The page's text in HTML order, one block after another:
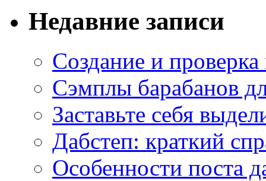
Недавние записи
Создание и
Сэмплы барабанов
Заставьте себя
Дабстеп: краткий
Особенности поста